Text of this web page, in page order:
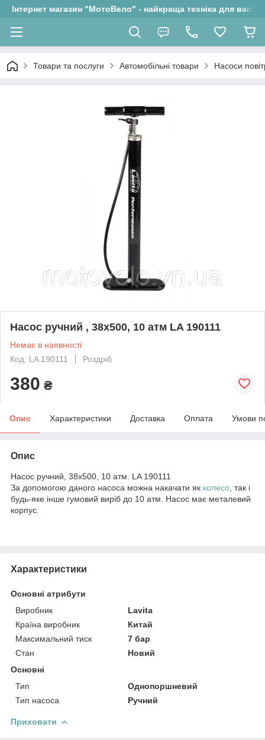
Інтернет магазин "МотоВело" - найкраща техніка для вас!
Товари та послуги Автомобільні товари Насоси
Насос ручний , 38x500, 10 атм LA 190111
Немає в наявності
Код: LA 190111
Роздріб
380 ₴
Опис Характеристики Доставка Оплата Умови
Опис
Насос ручний, 38x500, 10 атм. LA 190111
За допомогою даного насоса можна накачати як колесо , так і
будь-яке інше гумовий виріб до 10 атм. Насос має металевий
корпус.
Характеристики
Основні атрибути
Виробник
Lavita
Країна виробник
Китай
Максимальний тиск
7 бар
Стан
Новий
Основні
Тип
Однопоршневий
Тип насоса
Ручний
Приховати